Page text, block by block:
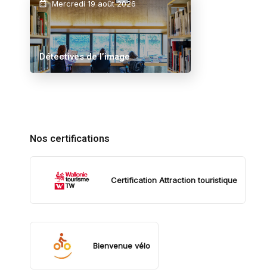
Mercredi 19 août 2026
Détectives de l’image
Nos certifications
Certification Attraction touristique
Bienvenue vélo